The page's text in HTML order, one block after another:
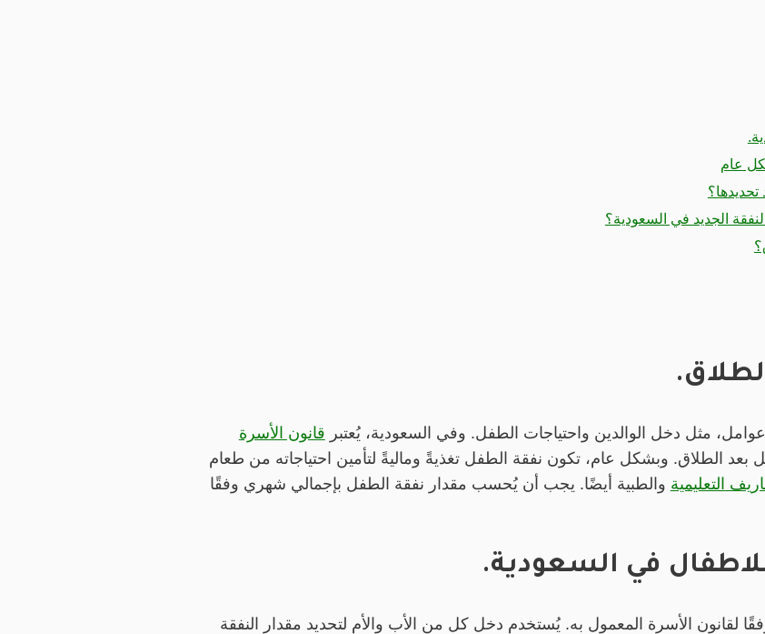
عام
تحديدها؟
الجديد في السعودية؟
مثل دخل الوالدين واحتياجات الطفل. وفي السعودية، يُعتبر قانون الأسرة
بعد الطلاق. وبشكل عام، تكون نفقة الطفل تغذيةً وماليةً لتأمين احتياجاته من طعام
التعليمية والطبية أيضًا. يجب أن يُحسب مقدار نفقة الطفل بإجمالي شهري وفقًا
في السعودية.
لقانون الأسرة المعمول به. يُستخدم دخل كل من الأب والأم لتحديد مقدار النفقة